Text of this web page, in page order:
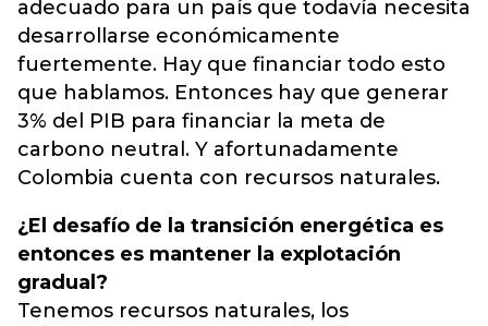
adecuado para un país que todavía necesita
desarrollarse económicamente
fuertemente. Hay que financiar todo esto
que hablamos. Entonces hay que generar
3% del PIB para financiar la meta de
carbono neutral. Y afortunadamente
Colombia cuenta con recursos naturales.
¿El desafío de la transición energética es
entonces es mantener la explotación
gradual?
Tenemos recursos naturales, los